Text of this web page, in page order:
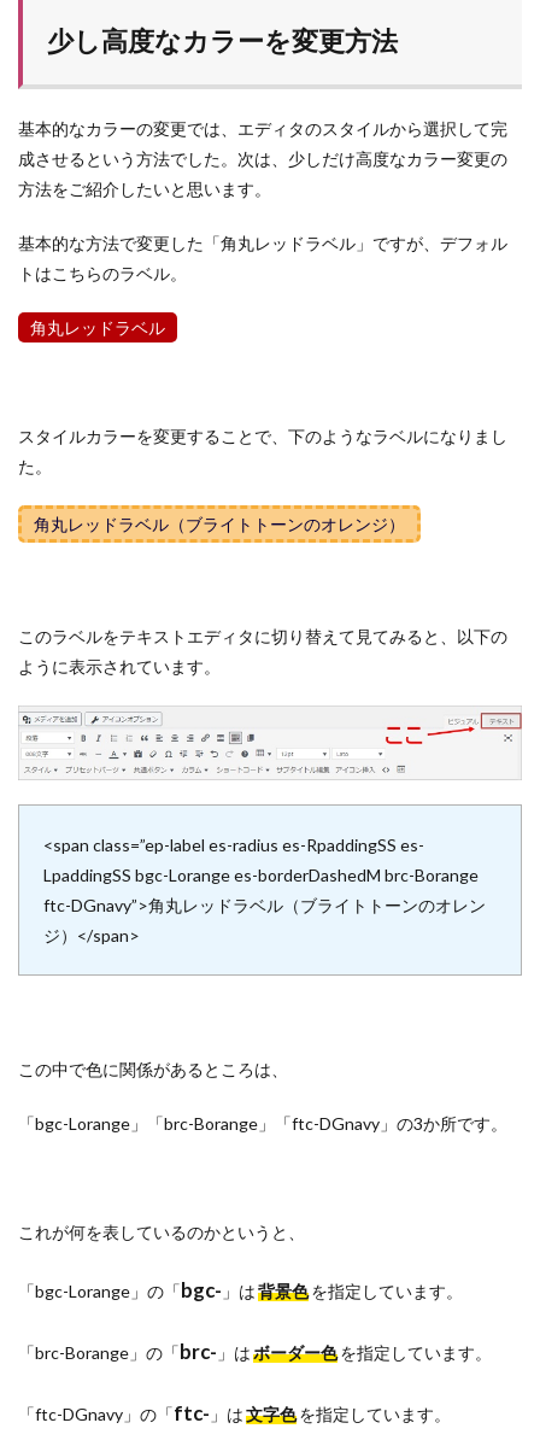
少し高度なカラーを変更方法
基本的なカラーの変更では、エディタのスタイルから選択して完
成させるという方法でした。次は、少しだけ高度なカラー変更の
方法をご紹介したいと思います。
基本的な方法で変更した「角丸レッドラベル」ですが、デフォル
トはこちらのラベル。
角丸レッドラベル
スタイルカラーを変更することで、下のようなラベルになりまし
た。
角丸レッドラベル（ブライトトーンのオレンジ）
このラベルをテキストエディタに切り替えて見てみると、以下の
ように表示されています。
<span class=”ep-label es-radius es-RpaddingSS es-
LpaddingSS bgc-Lorange es-borderDashedM brc-Borange
ftc-DGnavy”>角丸レッドラベル（ブライトトーンのオレン
ジ）</span>
この中で色に関係があるところは、
「bgc-Lorange」「brc-Borange」「ftc-DGnavy」の3か所です。
これが何を表しているのかというと、
「bgc-Lorange」の「bgc- 」は背景色を指定しています。
「brc-Borange」の「brc- 」はボーダー色を指定しています。
「ftc-DGnavy」の「ftc- 」は文字色を指定しています。